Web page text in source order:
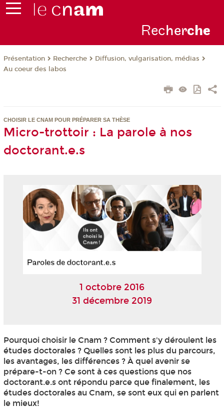
Recherche
Présentation Recherche
Diffusion, vulgarisation, médias
Au coeur des labos
CHOISIR LE CNAM POUR PRÉPARER SA THÈSE
Micro-trottoir : La parole à nos
doctorant.e.s
1 octobre 2016
31 décembre 2019
Pourquoi choisir le Cnam ? Comment s'y déroulent les
études doctorales ? Quelles sont les plus du parcours,
les avantages, les différences ? À quel avenir se
prépare-t-on ? Ce sont à ces questions que nos
doctorant.e.s ont répondu parce que finalement, les
études doctorales au Cnam, se sont eux qui en parlent
le mieux!